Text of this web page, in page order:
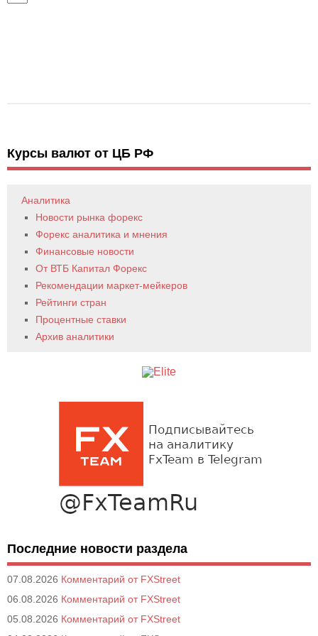
Курсы валют от ЦБ РФ
Аналитика
Новости рынка форекс
Форекс аналитика и мнения
Финансовые новости
От ВТБ Капитал Форекс
Рекомендации маркет-мейкеров
Рейтинги стран
Процентные ставки
Архив аналитики
Последние новости раздела
07.08.2026 Комментарий от FXStreet
06.08.2026 Комментарий от FXStreet
05.08.2026 Комментарий от FXStreet